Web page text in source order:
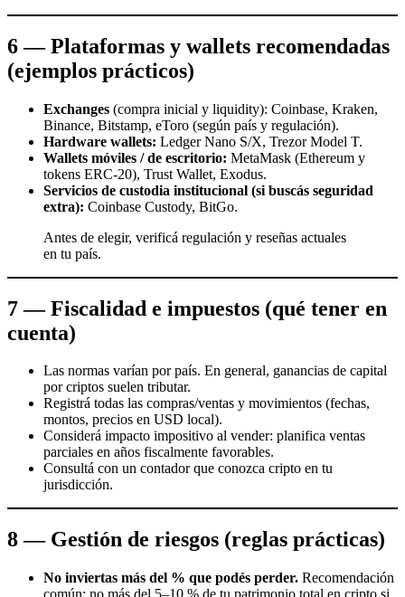
6 — Plataformas y wallets recomendadas
(ejemplos prácticos)
Exchanges (compra inicial y liquidity): Coinbase, Kraken,
Binance, Bitstamp, eToro (según país y regulación).
Hardware wallets: Ledger Nano S/X, Trezor Model T.
Wallets móviles / de escritorio: MetaMask (Ethereum y
tokens ERC-20), Trust Wallet, Exodus.
Servicios de custodia institucional (si buscás seguridad
extra): Coinbase Custody, BitGo.
Antes de elegir, verificá regulación y reseñas actuales
en tu país.
7 — Fiscalidad e impuestos (qué tener en
cuenta)
Las normas varían por país. En general, ganancias de capital
por criptos suelen tributar.
Registrá todas las compras/ventas y movimientos (fechas,
montos, precios en USD local).
Considerá impacto impositivo al vender: planifica ventas
parciales en años fiscalmente favorables.
Consultá con un contador que conozca cripto en tu
jurisdicción.
8 — Gestión de riesgos (reglas prácticas)
No inviertas más del % que podés perder. Recomendación